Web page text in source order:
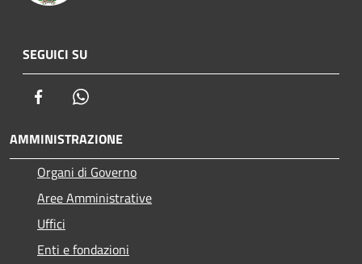
SEGUICI SU
Facebook
AMMINISTRAZIONE
Organi di Governo
Aree Amministrative
Uffici
Enti e fondazioni